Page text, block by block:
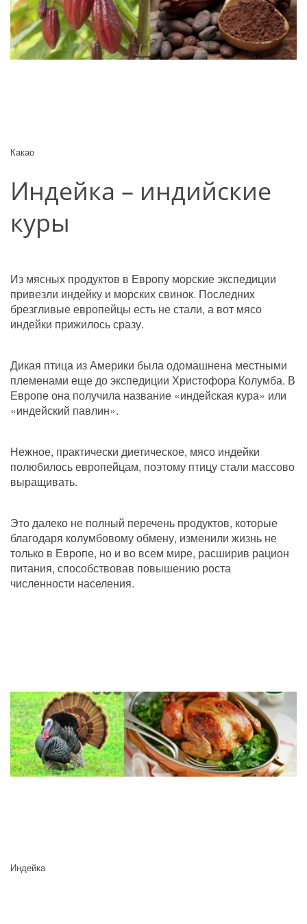
Какао
Индейка – индийские
куры
Из мясных продуктов в Европу морские экспедиции
привезли индейку и морских свинок. Последних
брезгливые европейцы есть не стали, а вот мясо
индейки прижилось сразу.
Дикая птица из Америки была одомашнена местными
племенами еще до экспедиции Христофора Колумба. В
Европе она получила название «индейская кура» или
«индейский павлин».
Нежное, практически диетическое, мясо индейки
полюбилось европейцам, поэтому птицу стали массово
выращивать.
Это далеко не полный перечень продуктов, которые
благодаря колумбовому обмену, изменили жизнь не
только в Европе, но и во всем мире, расширив рацион
питания, способствовав повышению роста
численности населения.
Индейка